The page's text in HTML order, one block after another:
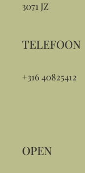
3071 JZ
TELEFOON
+316 40825412
OPEN